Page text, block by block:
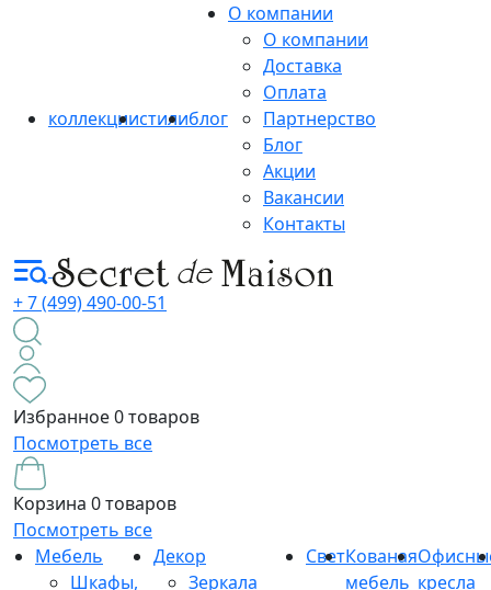
коллекциистилиблог
О компании
О компании
Доставка
Оплата
Партнерство
Блог
Акции
Вакансии
Контакты
+ 7 (499) 490-00-51
Избранное0 товаров
Посмотреть все
Корзина 0 товаров
Посмотреть все
Мебель
Шкафы,
Декор
Зеркала
СветКованая
мебель кресла